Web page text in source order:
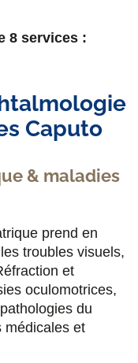
8 services :
Caputo
& maladies
prend en
troubles visuels,
et
oculomotrices,
du
médicales et